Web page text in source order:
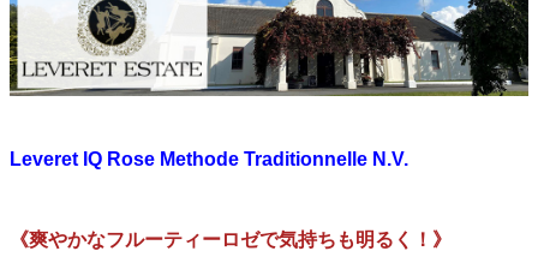
Leveret IQ Rose Methode Traditionnelle N.V.
《爽やかなフルーティーロゼで気持ちも明るく！》